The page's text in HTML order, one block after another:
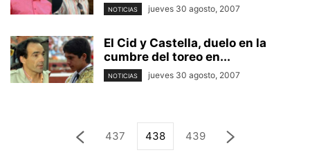
NOTICIAS jueves 30 agosto, 2007
El Cid y Castella, duelo en la
cumbre del toreo en...
NOTICIAS jueves 30 agosto, 2007
437 438 439